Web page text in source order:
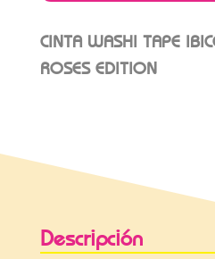
CINTA WASHI TAPE
ROSES EDITION
Descripción